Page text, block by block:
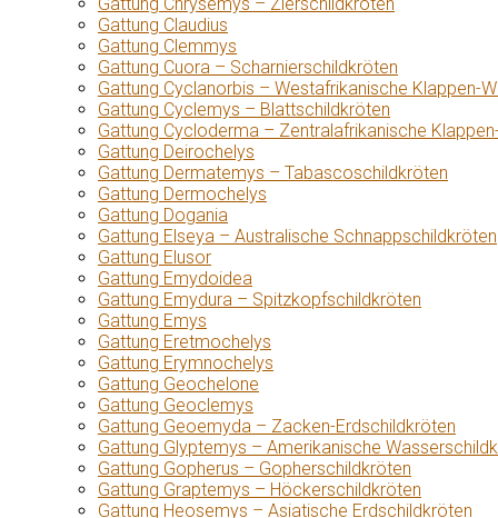
Gattung Claudius
Gattung Clemmys
Gattung Cuora – Scharnierschildkröten
Gattung Cyclanorbis – Westafrikanische Klappen-
Gattung Cyclemys – Blattschildkröten
Gattung Cycloderma – Zentralafrikanische
Gattung Deirochelys
Gattung Dermatemys – Tabascoschildkröten
Gattung Dermochelys
Gattung Dogania
Gattung Elseya – Australische Schnappschildkröten
Gattung Elusor
Gattung Emydoidea
Gattung Emydura – Spitzkopfschildkröten
Gattung Emys
Gattung Eretmochelys
Gattung Erymnochelys
Gattung Geochelone
Gattung Geoclemys
Gattung Geoemyda – Zacken-Erdschildkröten
Gattung Glyptemys – Amerikanische
Gattung Gopherus – Gopherschildkröten
Gattung Graptemys – Höckerschildkröten
Gattung Heosemys – Asiatische Erdschildkröten